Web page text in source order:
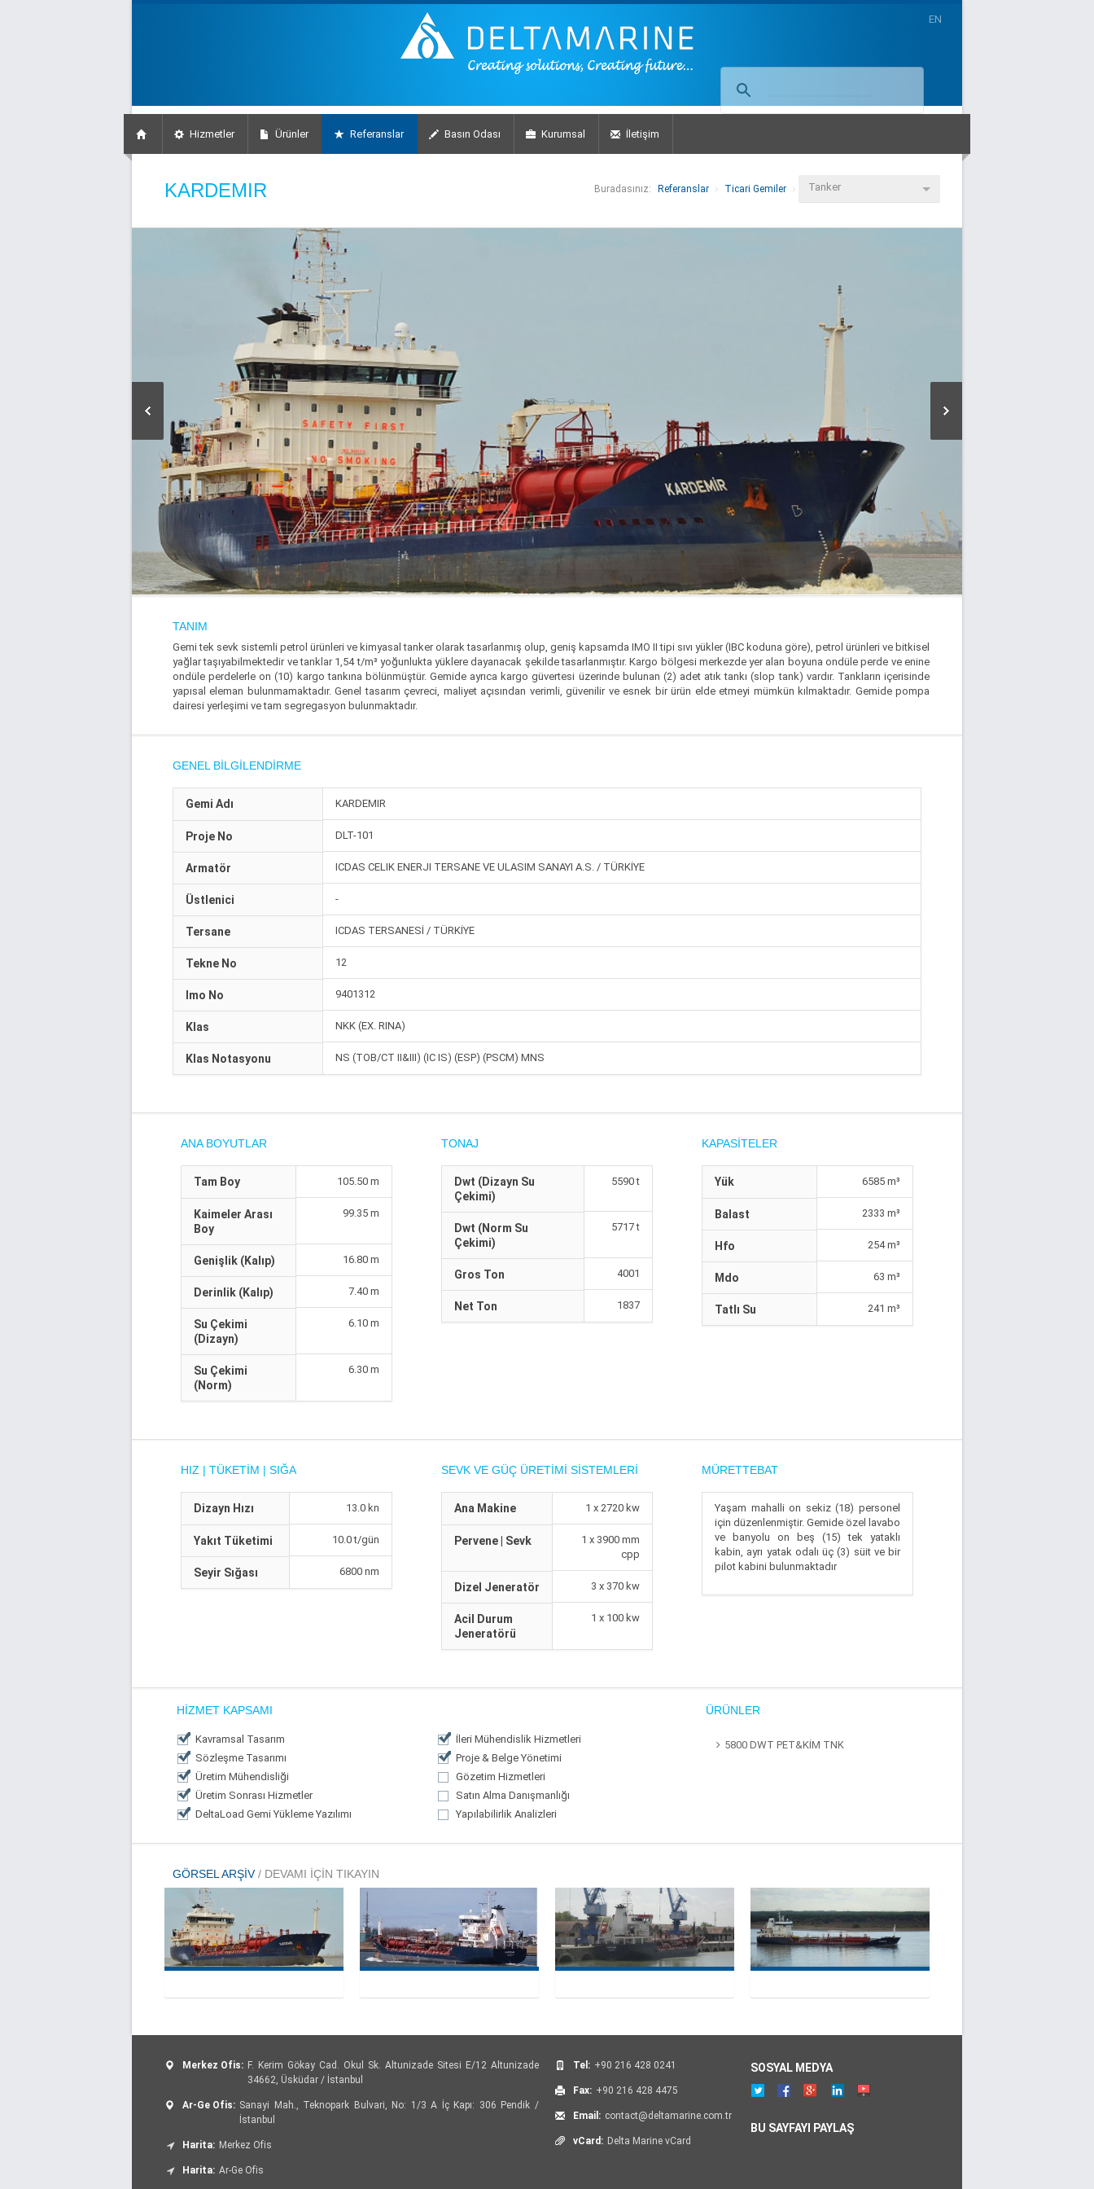
EN
Hizmetler Ürünler Referanslar Basın Odası Kurumsal İletişim
KARDEMIR Buradasınız: Referanslar Ticari Gemiler Tanker
TANIM
Gemi tek sevk sistemli petrol ürünleri ve kimyasal tanker olarak tasarlanmış olup, geniş kapsamda IMO II tipi sıvı yükler (IBC koduna göre), petrol ürünleri ve bitkisel
yağlar taşıyabilmektedir ve tanklar 1,54 t/m³ yoğunlukta yüklere dayanacak şekilde tasarlanmıştır. Kargo bölgesi merkezde yer alan boyuna ondüle perde ve enine
ondüle perdelerle on (10) kargo tankına bölünmüştür. Gemide ayrıca kargo güvertesi üzerinde bulunan (2) adet atık tankı (slop tank) vardır. Tankların içerisinde
yapısal eleman bulunmamaktadır. Genel tasarım çevreci, maliyet açısından verimli, güvenilir ve esnek bir ürün elde etmeyi mümkün kılmaktadır. Gemide pompa
dairesi yerleşimi ve tam segregasyon bulunmaktadır.
GENEL BILGILENDIRME
Gemi Adı KARDEMIR
Proje No DLT-101
Armatör ICDAS CELIK ENERJI TERSANE VE ULASIM SANAYI A.S. / TÜRKİYE
Üstlenici -
Tersane ICDAS TERSANESİ / TÜRKİYE
Tekne No 12
Imo No 9401312
Klas NKK (EX. RINA)
Klas Notasyonu NS (TOB/CT II&III) (IC IS) (ESP) (PSCM) MNS
ANA BOYUTLAR
Tam Boy 105.50 m
Kaimeler Arası
Boy
99.35 m
Genişlik (Kalıp) 16.80 m
Derinlik (Kalıp) 7.40 m
Su Çekimi
(Dizayn)
6.10 m
Su Çekimi
(Norm)
6.30 m
TONAJ
Dwt (Dizayn Su
Çekimi)
5590 t
Dwt (Norm Su
Çekimi)
5717 t
Gros Ton 4001
Net Ton 1837
KAPASITELER
Yük 6585 m³
Balast 2333 m³
Hfo 254 m³
Mdo 63 m³
Tatlı Su 241 m³
HIZ | TÜKETIM | SIĞA
Dizayn Hızı 13.0 kn
Yakıt Tüketimi 10.0 t/gün
Seyir Sığası 6800 nm
SEVK VE GÜÇ ÜRETIMI SISTEMLERI
Ana Makine 1 x 2720 kw
Pervene | Sevk
1 x 3900 mm
cpp
Dizel Jeneratör 3 x 370 kw
Acil Durum
Jeneratörü
1 x 100 kw
MÜRETTEBAT
Yaşam mahalli on sekiz (18) personel
için düzenlenmiştir. Gemide özel lavabo
ve banyolu on beş (15) tek yataklı
kabin, ayrı yatak odalı üç (3) süit ve bir
pilot kabini bulunmaktadır
HIZMET KAPSAMI
Kavramsal Tasarım
Sözleşme Tasarımı
Üretim Mühendisliği
Üretim Sonrası Hizmetler
DeltaLoad Gemi Yükleme Yazılımı
İleri Mühendislik Hizmetleri
Proje & Belge Yönetimi
Gözetim Hizmetleri
Satın Alma Danışmanlığı
Yapılabilirlik Analizleri
ÜRÜNLER
5800 DWT PET&KİM TNK
GÖRSEL ARŞIV/ DEVAMI IÇIN TIKAYIN
Merkez Ofis: F. Kerim Gökay Cad. Okul Sk. Altunizade Sitesi E/12 Altunizade
34662, Üsküdar / İstanbul
Ar-Ge Ofis: Sanayi Mah., Teknopark Bulvari, No: 1/3 A İç Kapı: 306 Pendik /
İstanbul
Harita: Merkez Ofis
Harita: Ar-Ge Ofis
Tel: +90 216 428 0241
Fax: +90 216 428 4475
Email: contact@deltamarine.com.tr
vCard: Delta Marine vCard
SOSYAL MEDYA
BU SAYFAYI PAYLAŞ